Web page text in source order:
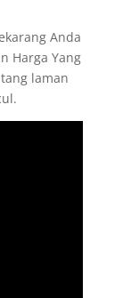
Anda
Harga Yang
laman